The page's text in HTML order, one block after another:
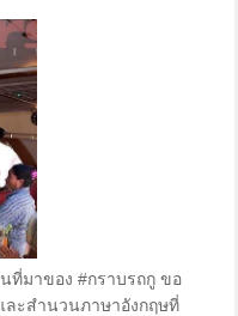
ที่มาของ #กราบรถกู ขอ
ะสำนวนภาษาอังกฤษที่